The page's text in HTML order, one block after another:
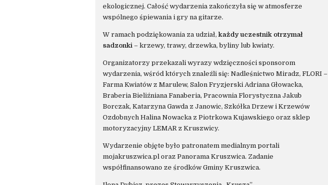
ekologicznej. Całość wydarzenia zakończyła się w atmosferze
wspólnego śpiewania i gry na gitarze.
W ramach podziękowania za udział, każdy uczestnik otrzymał
sadzonki – krzewy, trawy, drzewka, byliny lub kwiaty.
Organizatorzy przekazali wyrazy wdzięczności sponsorom
wydarzenia, wśród których znaleźli się: Nadleśnictwo Miradz, FLORI –
Farma Kwiatów z Marulew, Salon Fryzjerski Adriana Głowacka,
Braberia Bieliźniana Fanaberia, Pracownia Florystyczna Jakub
Borczak, Katarzyna Gawda z Janowic, Szkółka Drzew i Krzewów
Ozdobnych Halina Nowacka z Piotrkowa Kujawskiego oraz sklep
motoryzacyjny LEMAR z Kruszwicy.
Wydarzenie objęte było patronatem medialnym portali
mojakruszwica.pl oraz Panorama Kruszwica. Zadanie
współfinansowano ze środków Gminy Kruszwica.